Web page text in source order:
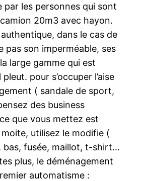
les personnes qui sont
20m3 avec hayon.
dans le cas de
pas son imperméable, ses
large gamme qui est
pleut. pour s’occuper l’aise
( sandale de sport,
des business
que vous mettez est
utilisez le modifie (
bas, fusée, maillot, t-shirt…
plus, le déménagement
automatisme :